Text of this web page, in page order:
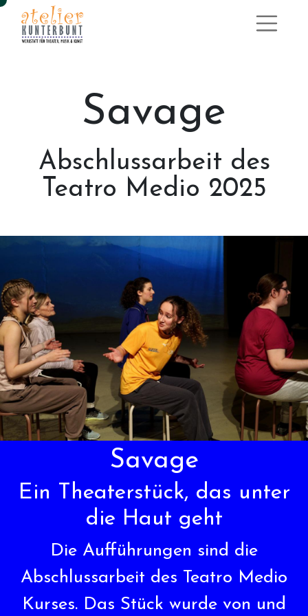
​Savage
Abschlussarbeit des
Teatro Medio 2025
Savage
Ein Theaterstück, das unter
die Haut geht
Die Aufführungen sind die
Abschlussarbeit des Teatro Medio
Kurses. Das Stück wurde von und